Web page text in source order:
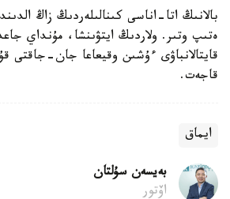
بالانىڭ اتا-اناسى كىنالىلەردىڭ زاڭ
ەتىپ وتىر. ولاردىڭ ايتۋىنشا، مۇنداي
قايتالانباۋى ءۇشىن وقيعاعا جان-جاقتى
قاجەت.
ايماق
بەيسەن سۇلتان
اۆتور